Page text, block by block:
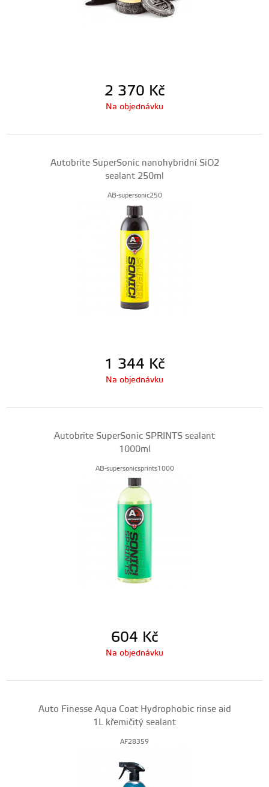
2 370 Kč
Na objednávku
Autobrite SuperSonic nanohybridní SiO2
sealant 250ml
AB-supersonic250
1 344 Kč
Na objednávku
Autobrite SuperSonic SPRINTS sealant
1000ml
AB-supersonicsprints1000
604 Kč
Na objednávku
Auto Finesse Aqua Coat Hydrophobic rinse aid
1L křemičitý sealant
AF28359